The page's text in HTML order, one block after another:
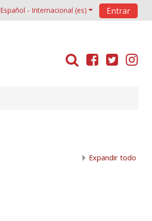
Español - Internacional ‎(es)‎ Entrar
Expandir todo